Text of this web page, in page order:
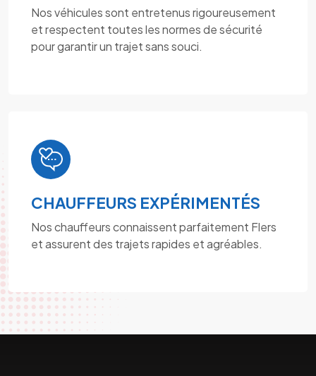
Nos véhicules sont entretenus rigoureusement
et respectent toutes les normes de sécurité
pour garantir un trajet sans souci.
CHAUFFEURS EXPÉRIMENTÉS
Nos chauffeurs connaissent parfaitement Flers
et assurent des trajets rapides et agréables.